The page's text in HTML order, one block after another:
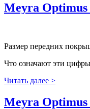
Meyra Optimus
Размер передних
Что означают эти
Читать далее >
Meyra Optimus